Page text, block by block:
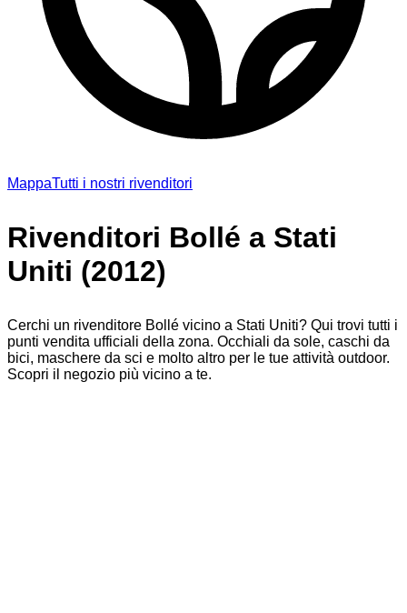
MappaTutti i nostri rivenditori
Rivenditori Bollé a Stati
Uniti (2012)
Cerchi un rivenditore Bollé vicino a Stati Uniti? Qui trovi tutti i
punti vendita ufficiali della zona. Occhiali da sole, caschi da
bici, maschere da sci e molto altro per le tue attività outdoor.
Scopri il negozio più vicino a te.